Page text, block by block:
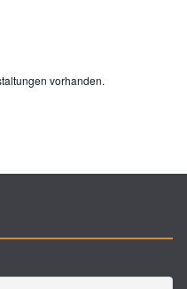
vorhanden.